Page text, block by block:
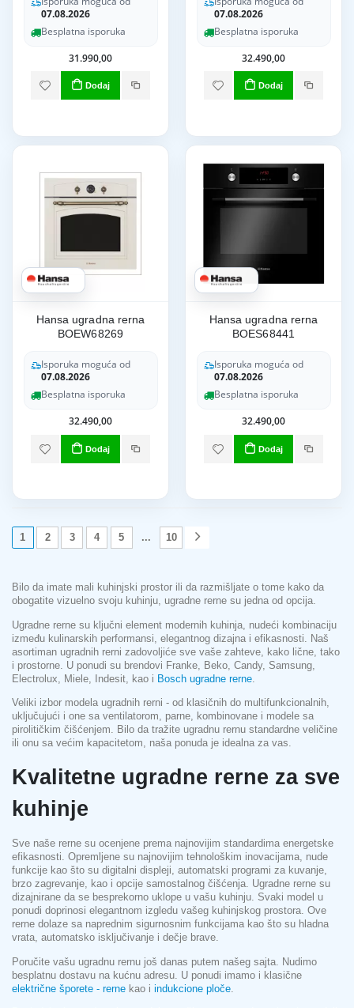
07.08.2026
Besplatna isporuka
31.990,00
Dodaj
07.08.2026
Besplatna isporuka
32.490,00
Dodaj
Hansa ugradna rerna
BOEW68269
Isporuka moguća od
07.08.2026
Besplatna isporuka
32.490,00
Dodaj
Hansa ugradna rerna
BOES68441
Isporuka moguća od
07.08.2026
Besplatna isporuka
32.490,00
Dodaj
1 2 3 4 5 ... 10
Bilo da imate mali kuhinjski prostor ili da razmišljate o tome kako da
obogatite vizuelno svoju kuhinju, ugradne rerne su jedna od opcija.
Ugradne rerne su ključni element modernih kuhinja, nudeći kombinaciju
između kulinarskih performansi, elegantnog dizajna i efikasnosti. Naš
asortiman ugradnih rerni zadovoljiće sve vaše zahteve, kako lične, tako
i prostorne. U ponudi su brendovi Franke, Beko, Candy, Samsung,
Electrolux, Miele, Indesit, kao i Bosch ugradne rerne.
Veliki izbor modela ugradnih rerni - od klasičnih do multifunkcionalnih,
uključujući i one sa ventilatorom, parne, kombinovane i modele sa
pirolitičkim čišćenjem. Bilo da tražite ugradnu rernu standardne veličine
ili onu sa većim kapacitetom, naša ponuda je idealna za vas.
Kvalitetne ugradne rerne za sve
kuhinje
Sve naše rerne su ocenjene prema najnovijim standardima energetske
efikasnosti. Opremljene su najnovijim tehnološkim inovacijama, nude
funkcije kao što su digitalni displeji, automatski programi za kuvanje,
brzo zagrevanje, kao i opcije samostalnog čišćenja. Ugradne rerne su
dizajnirane da se besprekorno uklope u vašu kuhinju. Svaki model u
ponudi doprinosi elegantnom izgledu vašeg kuhinjskog prostora. Ove
rerne dolaze sa naprednim sigurnosnim funkcijama kao što su hladna
vrata, automatsko isključivanje i dečje brave.
Poručite vašu ugradnu rernu još danas putem našeg sajta. Nudimo
besplatnu dostavu na kućnu adresu. U ponudi imamo i klasične
električne šporete - rerne kao i indukcione ploče